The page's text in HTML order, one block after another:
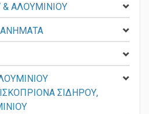
ΑΛΟΥΜΙΝΙΟΥ
ΣΙΔΗΡΟΥ,